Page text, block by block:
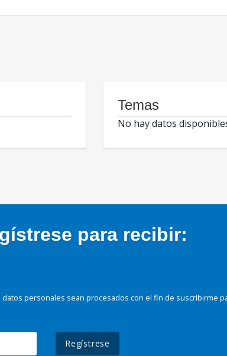
Temas
No hay datos
para recibir:
personales sean procesados con el fin de suscribirme
Regístrese